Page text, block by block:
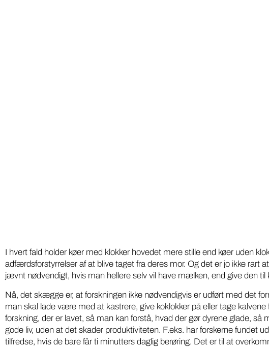
I hvert fald holder køer med klokker hovedet mere stille end køer uden
adfærdsforstyrrelser af at blive taget fra deres mor. Og det er jo ikke rart
jævnt nødvendigt, hvis man hellere selv vil have mælken, end give den til
Nå, det skægge er, at forskningen ikke nødvendigvis er udført med det
man skal lade være med at kastrere, give koklokker på eller tage kalvene
forskning, der er lavet, så man kan forstå, hvad der gør dyrene glade, så
gode liv, uden at det skader produktiviteten. F.eks. har forskerne fundet
tilfredse, hvis de bare får ti minutters daglig berøring. Det er til at